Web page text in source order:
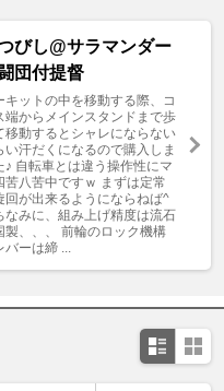
びし@サラマンダー
団付提督
キットの中を移動する際、コ
端からメインスタンドまで歩
移動するとシャレにならない
い汗だくになるので購入しま
♪ 自転車とは違う操作性にマ
苦八苦中ですｗ まずは定常
回が出来るようにならねば^
なみに、組み上げ精度は流石
製、、、 前輪のロック機構
バーは締 ...